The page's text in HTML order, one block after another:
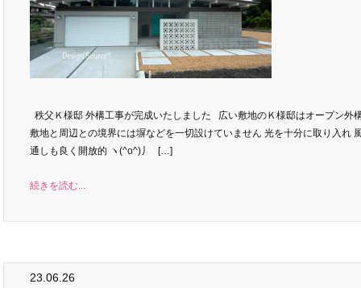
秩父Ｋ様邸 外構工事が完成いたしました 広い敷地のＫ様邸はオープン外
敷地と周辺との境界には塀などを一切設けていません 光を十分に取り入れ
通しも良く開放的 ヽ(^o^)丿 […]
続きを読む...
23.06.26